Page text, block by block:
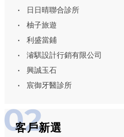
日日晴聯合診所
柚子旅遊
利盛當鋪
濬騏設計行銷有限公司
興誠玉石
宸御牙醫診所
客戶新選